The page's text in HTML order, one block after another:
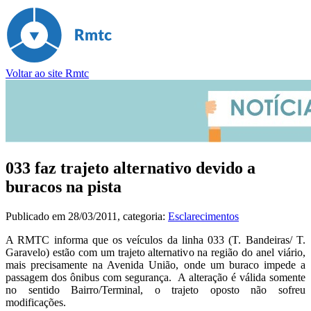
Voltar ao site Rmtc
033 faz trajeto alternativo devido a
buracos na pista
Publicado em 28/03/2011 , categoria: Esclarecimentos
A RMTC informa que os veículos da linha 033 (T. Bandeiras/ T.
Garavelo) estão com um trajeto alternativo na região do anel viário,
mais precisamente na Avenida União, onde um buraco impede a
passagem dos ônibus com segurança. A alteração é válida somente
no sentido Bairro/Terminal, o trajeto oposto não sofreu
modificações.